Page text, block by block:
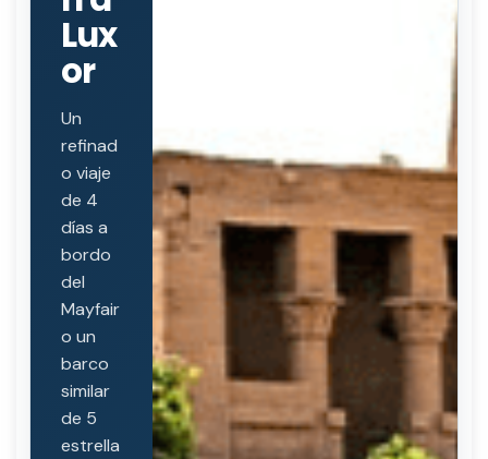
Lux
or
Un
refinad
o viaje
de 4
días a
bordo
del
Mayfair
o un
barco
similar
de 5
estrella